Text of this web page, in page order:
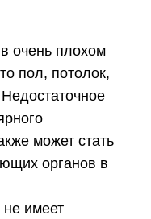
очень плохом
пол, потолок,
может стать
органов в
имеет